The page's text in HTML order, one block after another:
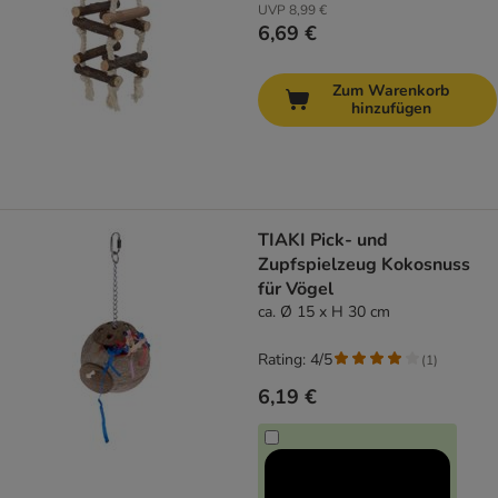
UVP 8,99 €
6,69 €
Zum Warenkorb
hinzufügen
TIAKI Pick- und
Zupfspielzeug Kokosnuss
für Vögel
ca. Ø 15 x H 30 cm
6,19 €
Rating: 4/5 (1)